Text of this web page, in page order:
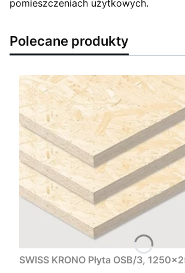
pomieszczeniach użytkowych.
Polecane produkty
SWISS KRONO Płyta OSB/3,